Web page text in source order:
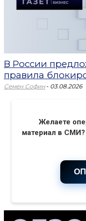
В России
правила
Семен Софин - 03.08.2026
Желаете
материал в СМИ?